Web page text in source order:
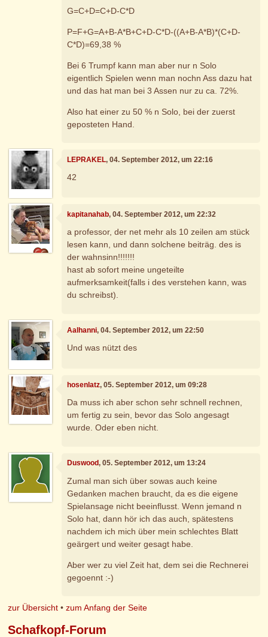
G=C+D=C+D-C*D
P=F+G=A+B-A*B+C+D-C*D-((A+B-A*B)*(C+D-
C*D)=69,38 %
Bei 6 Trumpf kann man aber nur n Solo
eigentlich Spielen wenn man nochn Ass dazu hat
und das hat man bei 3 Assen nur zu ca. 72%.
Also hat einer zu 50 % n Solo, bei der zuerst
geposteten Hand.
LEPRAKEL, 04. September 2012, um 22:16
42
kapitanahab, 04. September 2012, um 22:32
a professor, der net mehr als 10 zeilen am stück
lesen kann, und dann solchene beiträg. des is
der wahnsinn!!!!!!!
hast ab sofort meine ungeteilte
aufmerksamkeit(falls i des verstehen kann, was
du schreibst).
Aalhanni, 04. September 2012, um 22:50
Und was nützt des
hosenlatz, 05. September 2012, um 09:28
Da muss ich aber schon sehr schnell rechnen,
um fertig zu sein, bevor das Solo angesagt
wurde. Oder eben nicht.
Duswood, 05. September 2012, um 13:24
Zumal man sich über sowas auch keine
Gedanken machen braucht, da es die eigene
Spielansage nicht beeinflusst. Wenn jemand n
Solo hat, dann hör ich das auch, spätestens
nachdem ich mich über mein schlechtes Blatt
geärgert und weiter gesagt habe.
Aber wer zu viel Zeit hat, dem sei die Rechnerei
gegoennt :-)
zur Übersicht •zum Anfang der Seite
Schafkopf-Forum